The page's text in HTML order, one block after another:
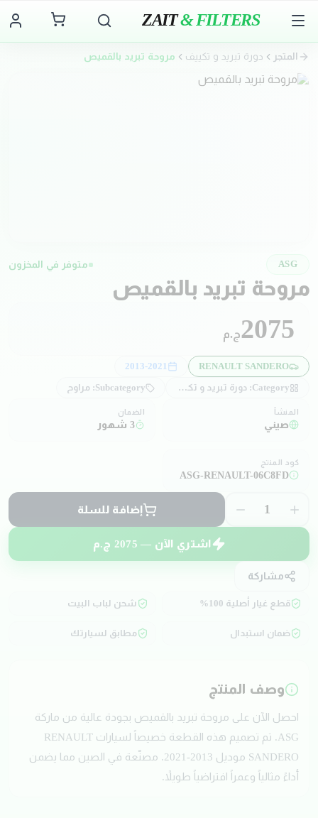
ZAIT& FILTERS
المتجر دورة تبريد و تكييف مروحة تبريد بالقميص
ASG متوفر في المخزون
مروحة تبريد بالقميص
2075ج.م
RENAULT SANDERO
2013-2021
Category: دورة تبريد و تكييف Subcategory: مراوح
المنشأ
صيني
الضمان
3 شهور
كود المنتج
ASG-RENAULT-06C8FD
1 إضافة للسلة
اشتري الآن — 2075 ج.م
مشاركة
قطع غيار أصلية 100% شحن لباب البيت
ضمان استبدال مطابق لسيارتك
وصف المنتج
احصل الآن على مروحة تبريد بالقميص بجودة عالية من ماركة
ASG. تم تصميم هذه القطعة خصيصاً لسيارات RENAULT
SANDERO موديل 2013-2021. مصنّعة في الصين مما يضمن
أداءً مثالياً وعمراً افتراضياً طويلاً.